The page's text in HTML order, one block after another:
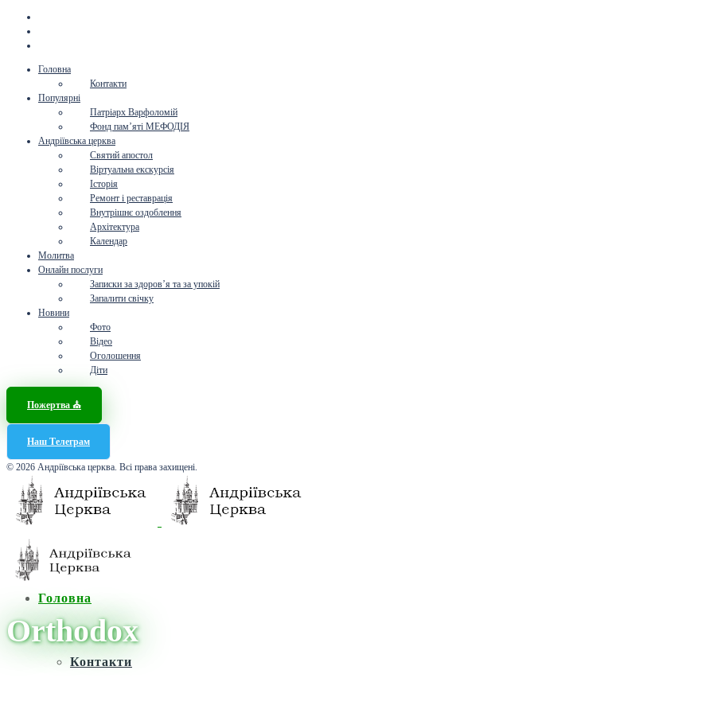
Головна
Контакти
Популярні
Патріарх Варфоломій
Фонд пам’яті МЕФОДІЯ
Андріївська церква
Святий апостол
Віртуальна екскурсія
Історія
Ремонт і реставрація
Внутрішнє оздоблення
Архітектура
Календар
Молитва
Онлайн послуги
Записки за здоров’я та за упокій
Запалити свічку
Новини
Фото
Відео
Оголошення
Діти
Пожертва ⛪️
Наш Телеграм
© 2026 Андріївська церква. Всі права захищені.
Головна
Контакти
Orthodox